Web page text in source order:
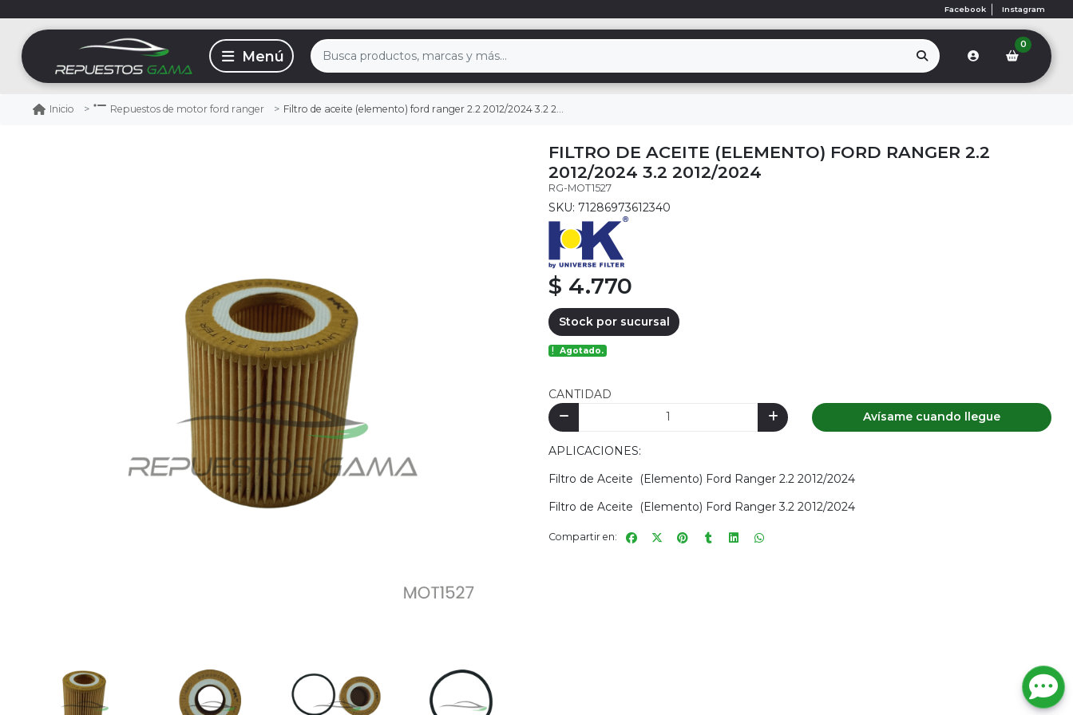
Facebook Instagram
0
Inicio Repuestos de motor ford ranger Filtro de aceite (elemento) ford ranger 2.2 2012/2024 3.2 2012/2024
FILTRO DE ACEITE (ELEMENTO) FORD RANGER 2.2
2012/2024 3.2 2012/2024
RG-MOT1527
SKU: 71286973612340
$ 4.770
Stock por sucursal
Agotado.
CANTIDAD
Avísame cuando llegue
APLICACIONES:
Filtro de Aceite (Elemento) Ford Ranger 2.2 2012/2024
Filtro de Aceite (Elemento) Ford Ranger 3.2 2012/2024
Compartir en: